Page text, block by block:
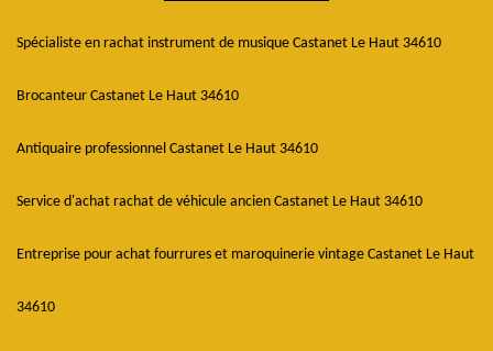
Spécialiste en rachat instrument de musique Castanet Le Haut 34610
Brocanteur Castanet Le Haut 34610
Antiquaire professionnel Castanet Le Haut 34610
Service d'achat rachat de véhicule ancien Castanet Le Haut 34610
Entreprise pour achat fourrures et maroquinerie vintage Castanet Le Haut
34610